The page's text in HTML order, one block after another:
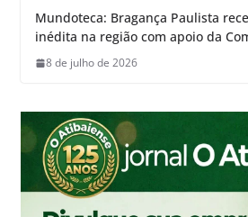
Mundoteca: Bragança Paulista
inédita na região com apoio da
8 de julho de 2026